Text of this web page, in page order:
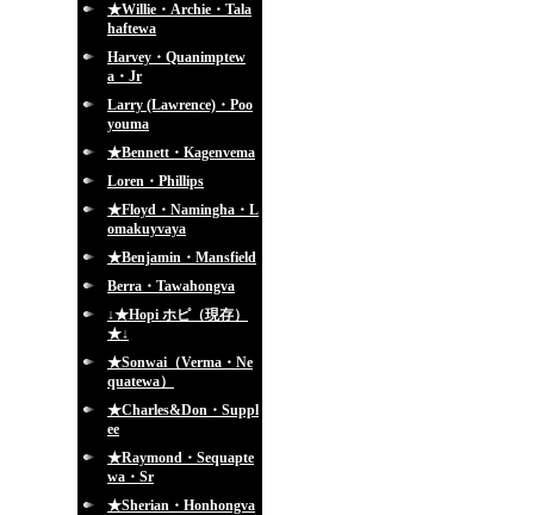
★Willie・Archie・Tala
haftewa
Harvey・Quanimptew
a・Jr
Larry (Lawrence)・Poo
youma
★Bennett・Kagenvema
Loren・Phillips
★Floyd・Namingha・L
omakuyvaya
★Benjamin・Mansfield
Berra・Tawahongva
↓★Hopi ホピ（現存）
★↓
★Sonwai（Verma・Ne
quatewa）
★Charles&Don・Suppl
ee
★Raymond・Sequapte
wa・Sr
★Sherian・Honhongva